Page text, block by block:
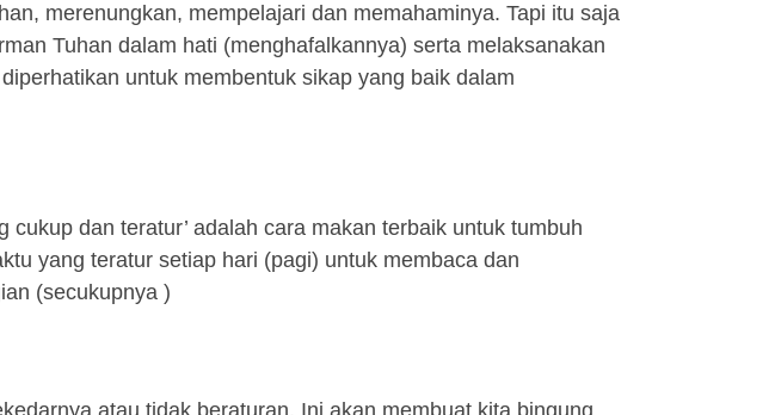
merenungkan, mempelajari dan memahaminya. Tapi itu saja
Tuhan dalam hati (menghafalkannya) serta melaksanakan
untuk membentuk sikap yang baik dalam
cukup dan teratur’ adalah cara makan terbaik untuk tumbuh
yang teratur setiap hari (pagi) untuk membaca dan
(secukupnya )
atau tidak beraturan. Ini akan membuat kita bingung